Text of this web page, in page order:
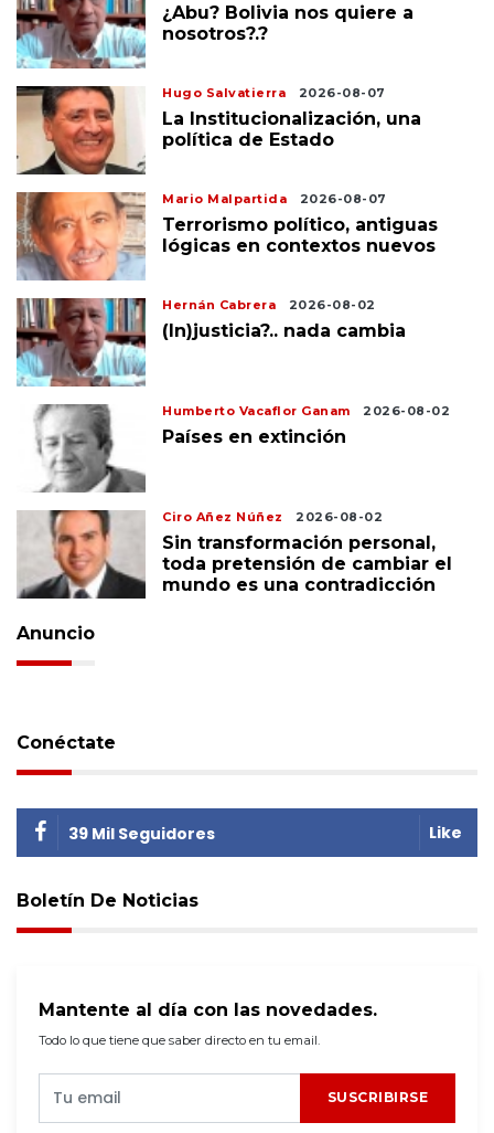
¿Abu? Bolivia nos quiere a
nosotros?.?
Hugo Salvatierra 2026-08-07
La Institucionalización, una
política de Estado
Mario Malpartida 2026-08-07
Terrorismo político, antiguas
lógicas en contextos nuevos
Hernán Cabrera 2026-08-02
(In)justicia?.. nada cambia
Humberto Vacaflor Ganam 2026-08-02
Países en extinción
Ciro Añez Núñez 2026-08-02
Sin transformación personal,
toda pretensión de cambiar el
mundo es una contradicción
Anuncio
Conéctate
39 Mil Seguidores Like
Boletín De Noticias
Mantente al día con las novedades.
Todo lo que tiene que saber directo en tu email.
SUSCRIBIRSE